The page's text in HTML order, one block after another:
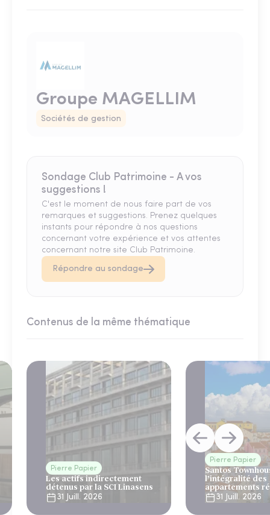
Groupe MAGELLIM
Sociétés de gestion
Sondage Club Patrimoine - A vos
suggestions !
C'est le moment de nous faire part de vos
remarques et suggestions. Prenez quelques
instants pour répondre à nos questions
concernant votre expérience et vos attentes
concernant notre site Club Patrimoine.
Répondre au sondage
Contenus de la même thématique
Pierre Papier
Les actifs indirectement
détenus par la SCI Linasens
31 Juill. 2026
Pierre Papier
Santos
l’intégralité des
appartements
Lisbonne
31 Juill. 2026